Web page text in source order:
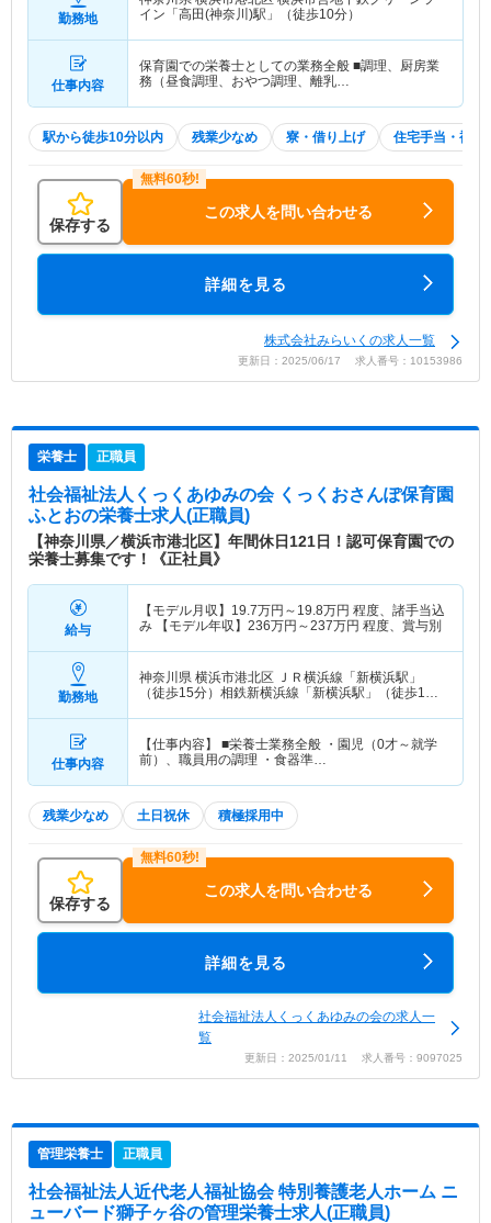
勤務地
イン「高田(神奈川)駅」（徒歩10分）
仕事内容
保育園での栄養士としての業務全般 ■調理、厨房業
務（昼食調理、おやつ調理、離乳…
駅から徒歩10分以内 残業少なめ 寮・借り上げ 住宅手当・補助
保存する
この求人を問い合わせる
詳細を見る
株式会社みらいくの求人一覧
更新日：2025/06/17 求人番号：10153986
栄養士 正職員
社会福祉法人くっくあゆみの会 くっくおさんぽ保育園
ふとおの栄養士求人(正職員)
【神奈川県／横浜市港北区】年間休日121日！認可保育園での
栄養士募集です！《正社員》
給与
【モデル月収】 19.7万円～ 19.8万円 程度、諸手当込
み 【モデル年収】 236万円～237万円 程度、賞与別
勤務地
神奈川県 横浜市港北区 ＪＲ横浜線「新横浜駅」
（徒歩15分）相鉄新横浜線「新横浜駅」（徒歩15
仕事内容
【仕事内容】 ■栄養士業務全般 ・園児（0才～就学
前）、職員用の調理 ・食器準…
残業少なめ 土日祝休 積極採用中
保存する
この求人を問い合わせる
詳細を見る
社会福祉法人くっくあゆみの会の求人一
覧
更新日：2025/01/11 求人番号：9097025
管理栄養士 正職員
社会福祉法人近代老人福祉協会 特別養護老人ホーム ニ
ューバード獅子ヶ谷の管理栄養士求人(正職員)